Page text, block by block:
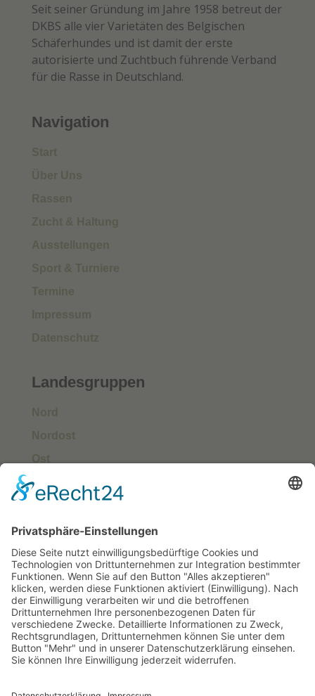
Seit seiner Gründung im Jahre 1958 betreut der
DKBS alle vier Varietäten des Belgischen
Schäferhundes und ist damit der erste
autorisierte und Zuchtbuch führende Verband
für die Rasse in Deutschland.
Navigation
Start
Über Uns
Rassen
Zucht & Haltung
Ausstellungen
Sport & Turniere
Termine
Impressum
Datenschutz
Landesgruppen
Nord
Nordost
Ost
Süd
West